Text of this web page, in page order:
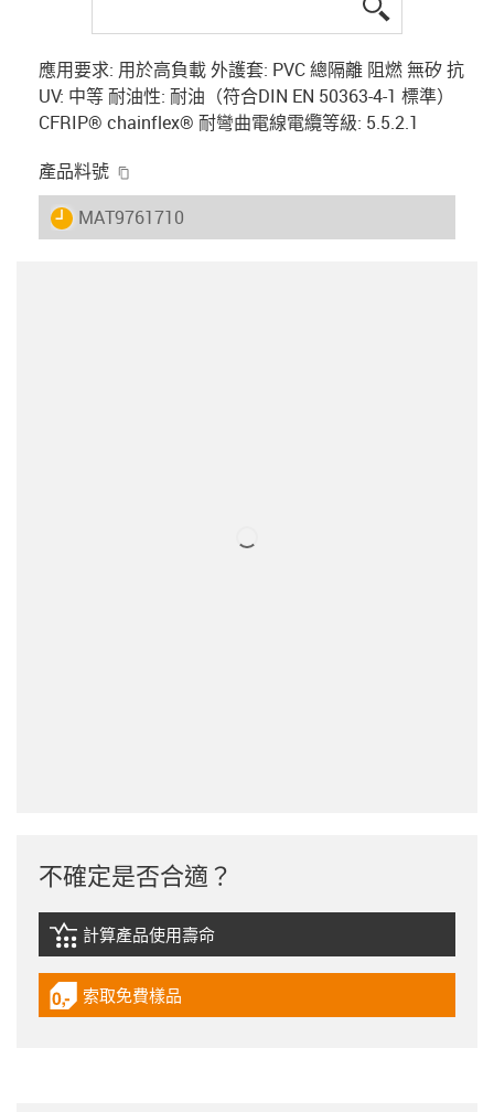
應用要求: 用於高負載 外護套: PVC 總隔離 阻燃 無矽 抗
UV: 中等 耐油性: 耐油（符合DIN EN 50363-4-1 標準）
CFRIP® chainflex® 耐彎曲電線電纜等級: 5.5.2.1
產品料號
igus-icon-lieferzeit
MAT9761710
不確定是否合適？
igus-icon-lebensdauerrechner
計算產品使用壽命
igus-icon-gratismuster
索取免費樣品